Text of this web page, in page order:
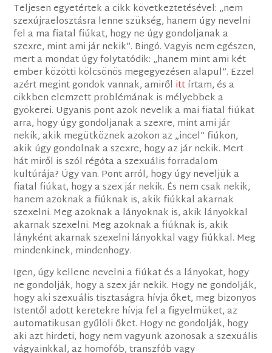
Teljesen egyetértek a cikk következtetésével: „nem
szexújraelosztásra lenne szükség, hanem úgy nevelni
fel a ma fiatal fiúkat, hogy ne úgy gondoljanak a
szexre, mint ami jár nekik”. Bingó. Vagyis nem egészen,
mert a mondat úgy folytatódik: „hanem mint ami két
ember közötti kölcsönös megegyezésen alapul”. Ezzel
azért megint gondok vannak, amiről ittírtam, és a
cikkben elemzett problémának is mélyebbek a
gyökerei. Ugyanis pont azok nevelik a mai fiatal fiúkat
arra, hogy úgy gondoljanak a szexre, mint ami jár
nekik, akik megütköznek azokon az „incel” fiúkon,
akik úgy gondolnak a szexre, hogy az jár nekik. Mert
hát miről is szól régóta a szexuális forradalom
kultúrája? Úgy van. Pont arról, hogy úgy neveljük a
fiatal fiúkat, hogy a szex jár nekik. És nem csak nekik,
hanem azoknak a fiúknak is, akik fiúkkal akarnak
szexelni. Meg azoknak a lányoknak is, akik lányokkal
akarnak szexelni. Meg azoknak a fiúknak is, akik
lányként akarnak szexelni lányokkal vagy fiúkkal. Meg
mindenkinek, mindenhogy.
Igen, úgy kellene nevelni a fiúkat és a lányokat, hogy
ne gondolják, hogy a szex jár nekik. Hogy ne gondolják,
hogy aki szexuális tisztaságra hívja őket, meg bizonyos
Istentől adott keretekre hívja fel a figyelmüket, az
automatikusan gyűlöli őket. Hogy ne gondolják, hogy
aki azt hirdeti, hogy nem vagyunk azonosak a szexuális